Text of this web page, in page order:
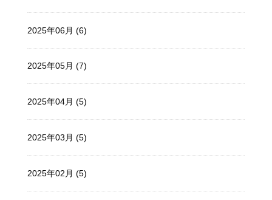
2025年06月 (6)
2025年05月 (7)
2025年04月 (5)
2025年03月 (5)
2025年02月 (5)